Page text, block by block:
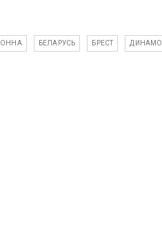
БЕЛАРУСЬ БРЕСТ ДИНАМО